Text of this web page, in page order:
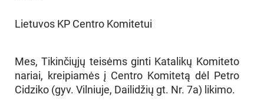
Lietuvos KP Centro Komitetui
Mes, Tikinčiųjų teisėms ginti Katalikų Komiteto
nariai, kreipiamės į Centro Komitetą dėl Petro
Cidziko (gyv. Vilniuje, Dailidžių gt. Nr. 7a) likimo.